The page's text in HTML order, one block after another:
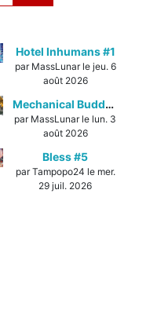
Hotel Inhumans #1
par MassLunar le jeu. 6
août 2026
Mechanical Buddy Universe #0
par MassLunar le lun. 3
août 2026
Bless #5
par Tampopo24 le mer.
29 juil. 2026